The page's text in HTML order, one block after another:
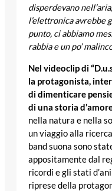
disperdevano
l’elettronica avrebbe
punto, ci abbiamo
rabbia e un po’
Nel videoclip di
la protagonista,
di dimenticare
di una storia
nella natura e nella
un viaggio alla
band suona sono
appositamente dal
ricordi e gli stati
riprese della